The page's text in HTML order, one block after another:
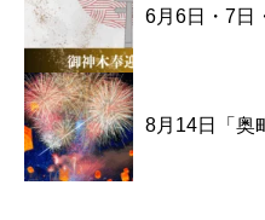
6月6日・7日
8月14日「奥